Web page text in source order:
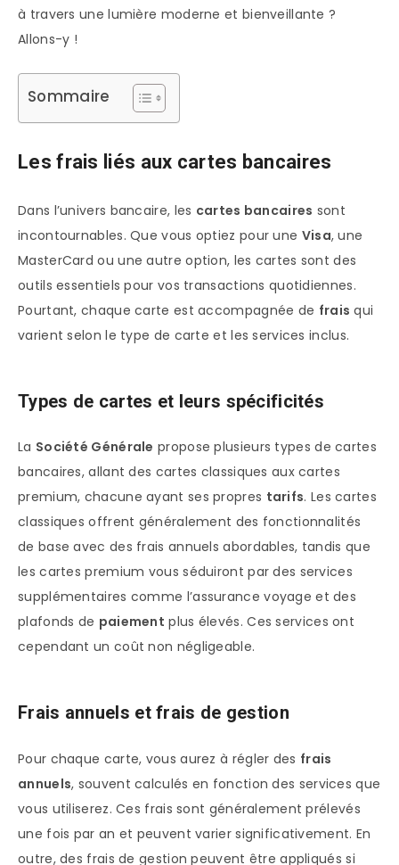
à travers une lumière moderne et bienveillante ?
Allons-y !
Sommaire
Les frais liés aux cartes bancaires
Dans l’univers bancaire, les cartes bancaires sont
incontournables. Que vous optiez pour une Visa, une
MasterCard ou une autre option, les cartes sont des
outils essentiels pour vos transactions quotidiennes.
Pourtant, chaque carte est accompagnée de frais qui
varient selon le type de carte et les services inclus.
Types de cartes et leurs spécificités
La Société Générale propose plusieurs types de cartes
bancaires, allant des cartes classiques aux cartes
premium, chacune ayant ses propres tarifs. Les cartes
classiques offrent généralement des fonctionnalités
de base avec des frais annuels abordables, tandis que
les cartes premium vous séduiront par des services
supplémentaires comme l’assurance voyage et des
plafonds de paiement plus élevés. Ces services ont
cependant un coût non négligeable.
Frais annuels et frais de gestion
Pour chaque carte, vous aurez à régler des frais
annuels, souvent calculés en fonction des services que
vous utiliserez. Ces frais sont généralement prélevés
une fois par an et peuvent varier significativement. En
outre, des frais de gestion peuvent être appliqués si